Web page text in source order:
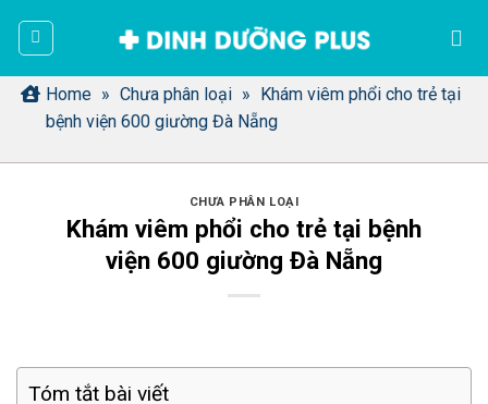
dung Home » Chưa phân loại » Khám viêm phổi cho trẻ tại
bệnh viện 600 giường Đà Nẵng
CHƯA PHÂN LOẠI
Khám viêm phổi cho trẻ tại bệnh
viện 600 giường Đà Nẵng
Tóm tắt bài viết